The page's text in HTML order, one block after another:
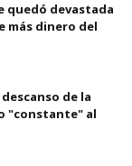
quedó devastada
más dinero del
de la
"constante" al